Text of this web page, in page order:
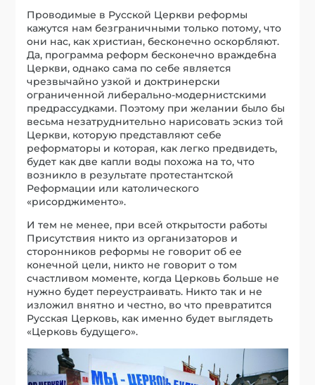
Проводимые в Русской Церкви реформы
кажутся нам безграничными только потому, что
они нас, как христиан, бесконечно оскорбляют.
Да, программа реформ бесконечно враждебна
Церкви, однако сама по себе является
чрезвычайно узкой и доктринерски
ограниченной либерально-модернистскими
предрассудками. Поэтому при желании было бы
весьма незатруднительно нарисовать эскиз той
Церкви, которую представляют себе
реформаторы и которая, как легко предвидеть,
будет как две капли воды похожа на то, что
возникло в результате протестантской
Реформации или католического
«рисорджименто».
И тем не менее, при всей открытости работы
Присутствия никто из организаторов и
сторонников реформы не говорит об ее
конечной цели, никто не говорит о том
счастливом моменте, когда Церковь больше не
нужно будет переустраивать. Никто так и не
изложил внятно и честно, во что превратится
Русская Церковь, как именно будет выглядеть
«Церковь будущего».